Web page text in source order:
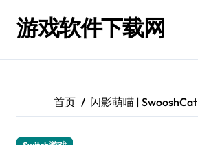
游戏软件下载网
首页 闪影萌喵 |